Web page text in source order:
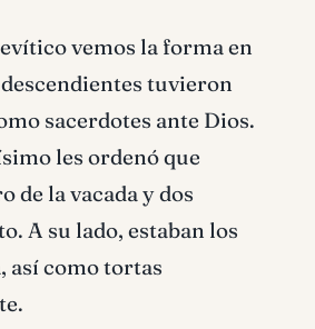
vemos la forma en
tuvieron
sacerdotes ante Dios.
les ordenó que
de la vacada y dos
A su lado, estaban los
así como tortas